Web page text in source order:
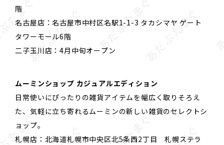
階
名古屋店：名古屋市中村区名駅1-1-3 タカシマヤ ゲート
タワーモール6階
二子玉川店：4月中旬オープン
ムーミンショップ カジュアルエディション
日常使いにぴったりの雑貨アイテムを幅広く取りそろえ
た、気軽に立ち寄れるムーミンの新しい雑貨のセレクトシ
ョップ。
札幌店：北海道札幌市中央区北5条西2丁目 札幌ステラ